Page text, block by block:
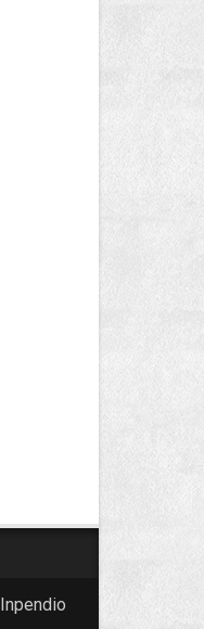
Inpendio